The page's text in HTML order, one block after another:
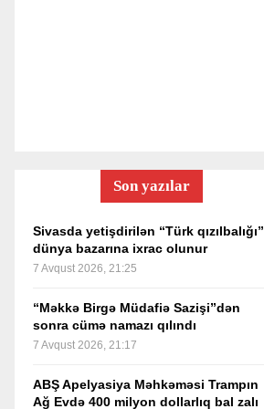
Son yazılar
Sivasda yetişdirilən “Türk qızılbalığı”
dünya bazarına ixrac olunur
7 Avqust 2026, 21:25
“Məkkə Birgə Müdafiə Sazişi”dən
sonra cümə namazı qılındı
7 Avqust 2026, 21:17
ABŞ Apelyasiya Məhkəməsi Trampın
Ağ Evdə 400 milyon dollarlıq bal zalı